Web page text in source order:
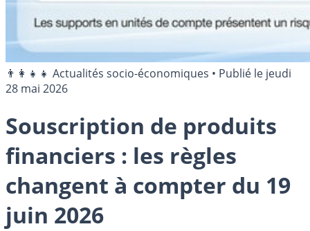
👨‍👩‍👧‍👧 Actualités socio-économiques • Publié le jeudi
28 mai 2026
Souscription de produits
financiers : les règles
changent à compter du 19
juin 2026